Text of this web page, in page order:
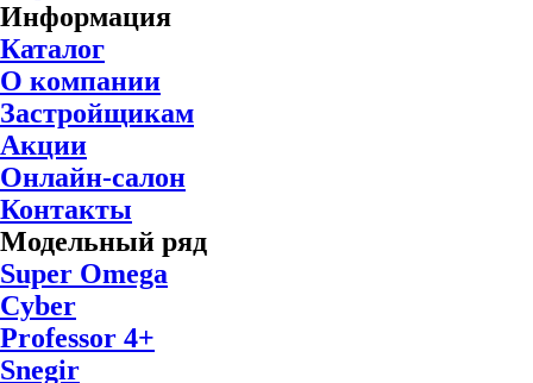
Информация
Каталог
О компании
Застройщикам
Акции
Онлайн-салон
Контакты
Модельный ряд
Super Omega
Cyber
Professor 4+
Snegir